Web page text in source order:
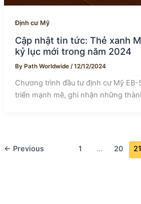
Định cư Mỹ
Cập nhật tin tức: Thẻ xanh
kỷ lục mới trong năm 2024
By Path Worldwide /12/12/2024
Chương trình đầu tư định cư Mỹ
triển mạnh mẽ, ghi nhận những
← Previous 1 … 20 21